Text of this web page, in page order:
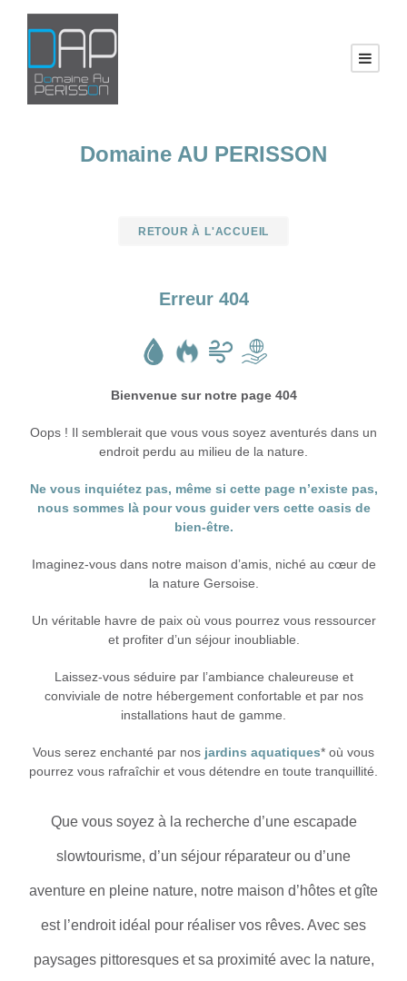
Domaine AU PERISSON
RETOUR À L'ACCUEIL
Erreur 404
Bienvenue sur notre page 404
Oops ! Il semblerait que vous vous soyez aventurés dans un
endroit perdu au milieu de la nature.
Ne vous inquiétez pas, même si cette page n’existe pas,
nous sommes là pour vous guider vers cette oasis de
bien-être.
Imaginez-vous dans notre maison d’amis, niché au cœur de
la nature Gersoise.
Un véritable havre de paix où vous pourrez vous ressourcer
et profiter d’un séjour inoubliable.
Laissez-vous séduire par l’ambiance chaleureuse et
conviviale de notre hébergement confortable et par nos
installations haut de gamme.
Vous serez enchanté par nos jardins aquatiques* où vous
pourrez vous rafraîchir et vous détendre en toute tranquillité.
Que vous soyez à la recherche d’une escapade
slowtourisme, d’un séjour réparateur ou d’une
aventure en pleine nature, notre maison d’hôtes et gîte
est l’endroit idéal pour réaliser vos rêves. Avec ses
paysages pittoresques et sa proximité avec la nature,